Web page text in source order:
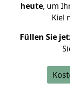
heute, um
Kiel
Füllen Sie